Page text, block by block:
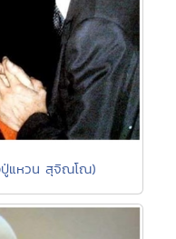
ปู่แหวน สุจิณโณ)